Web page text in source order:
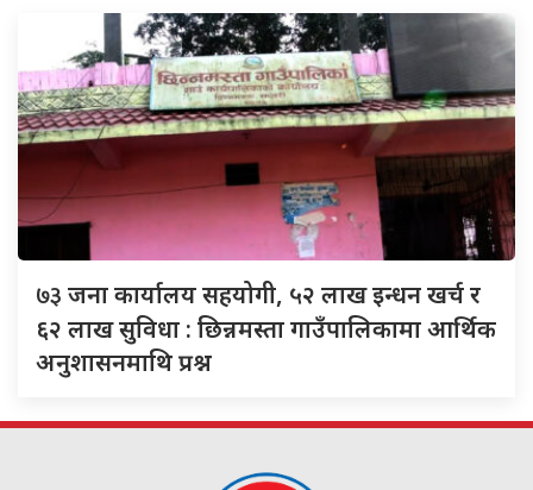
७३ जना कार्यालय सहयोगी, ५२ लाख इन्धन खर्च र
६२ लाख सुविधा : छिन्नमस्ता गाउँपालिकामा आर्थिक
अनुशासनमाथि प्रश्न